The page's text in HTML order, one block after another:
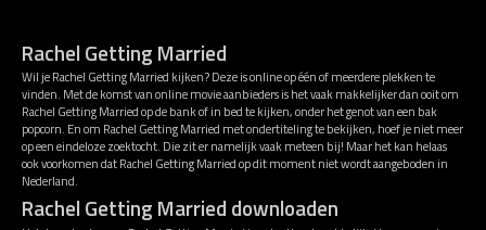
Rachel Getting Married
Wil je Rachel Getting Married kijken? Deze is online op één of meerdere plekken te
vinden. Met de komst van online movie aanbieders is het vaak makkelijker dan ooit om
Rachel Getting Married op de bank of in bed te kijken, onder het genot van een bak
popcorn. En om Rachel Getting Married met ondertiteling te bekijken, hoef je niet meer
op een eindeloze zoektocht. Die zit er namelijk vaak meteen bij! Maar het kan helaas
ook voorkomen dat Rachel Getting Married op dit moment niet wordt aangeboden in
Nederland.
Rachel Getting Married downloaden